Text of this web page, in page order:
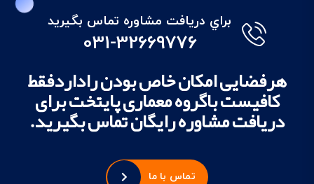
براي دريافت مشاوره تماس بگيريد
031-32669776
هرفضایی امکان خاص بودن راداردفقط
کافیست باگروه معماری پایتخت برای
دریافت مشاوره رایگان تماس بگیرید.
تماس با ما